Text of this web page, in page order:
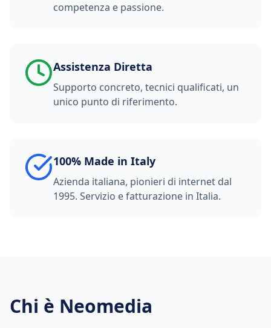
competenza e passione.
Assistenza Diretta
Supporto concreto, tecnici qualificati, un
unico punto di riferimento.
100% Made in Italy
Azienda italiana, pionieri di internet dal
1995. Servizio e fatturazione in Italia.
Chi è Neomedia